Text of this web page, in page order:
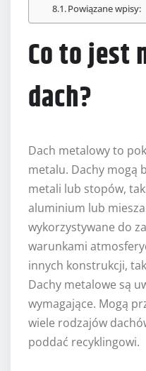
Powiązane wpisy:
Co to jest
dach?
Dach metalowy to
metalu. Dachy mogą
metali lub stopów,
aluminium lub
wykorzystywane do
warunkami
innych konstrukcji,
Dachy metalowe są
wymagające. Mogą
wiele rodzajów
poddać recyklingowi.